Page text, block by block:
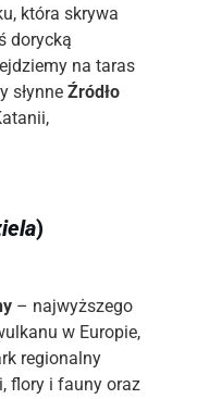
która skrywa
dorycką
na taras
słynne Źródło
)
– najwyższego
w Europie,
regionalny
flory i fauny oraz